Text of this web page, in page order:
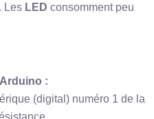
Les LED consomment peu
:
(digital) numéro 1 de la